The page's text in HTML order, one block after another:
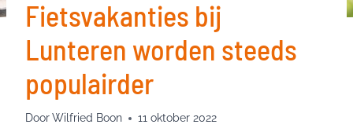
Fietsvakanties bij
Lunteren worden steeds
populairder
DoorWilfried Boon 11 oktober 2022